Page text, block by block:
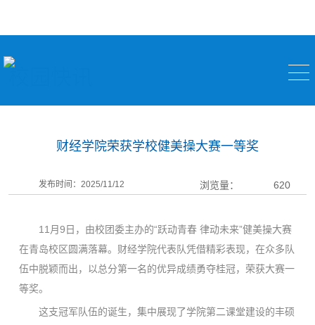
财经学院荣获学校健美操大赛一等奖
发布时间：2025/11/12 浏览量： 620
11月9日，由校团委主办的“跃动青春 律动未来”健美操大赛
在青岛校区圆满落幕。财经学院代表队凭借精彩表现，在众多队
伍中脱颖而出，以总分第一名的优异成绩勇夺桂冠，荣获大赛一
等奖。
这支冠军队伍的诞生，集中展现了学院第二课堂建设的丰硕